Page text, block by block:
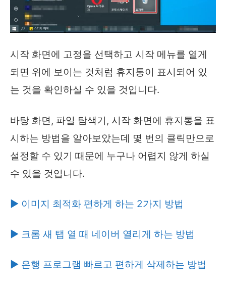
시작 화면에 고정을 선택하고 시작 메뉴를 열게
되면 위에 보이는 것처럼 휴지통이 표시되어 있
는 것을 확인하실 수 있을 것입니다.
바탕 화면, 파일 탐색기, 시작 화면에 휴지통을 표
시하는 방법을 알아보았는데 몇 번의 클릭만으로
설정할 수 있기 때문에 누구나 어렵지 않게 하실
수 있을 것입니다.
▶ 이미지 최적화 편하게 하는 2가지 방법
▶ 크롬 새 탭 열 때 네이버 열리게 하는 방법
▶ 은행 프로그램 빠르고 편하게 삭제하는 방법